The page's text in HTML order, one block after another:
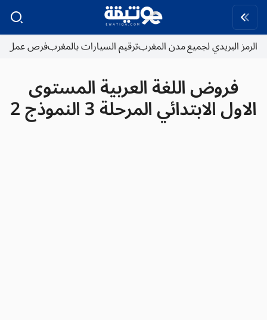
الرمز البريدي لجميع مدن المغربترقيم السيارات بالمغربفرص عمل
فروض اللغة العربية المستوى
الاول الابتدائي المرحلة 3 النموذج 2